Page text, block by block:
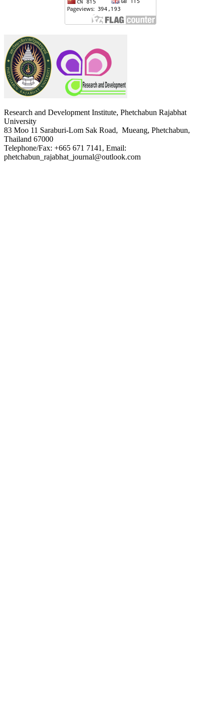
Research and Development Institute, Phetchabun Rajabhat
University
83 Moo 11 Saraburi-Lom Sak Road, Mueang, Phetchabun,
Thailand 67000
Telephone/Fax: +665 671 7141, Email:
phetchabun_rajabhat_journal@outlook.com